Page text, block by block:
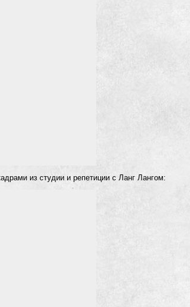
из студии и репетиции с Ланг Лангом: